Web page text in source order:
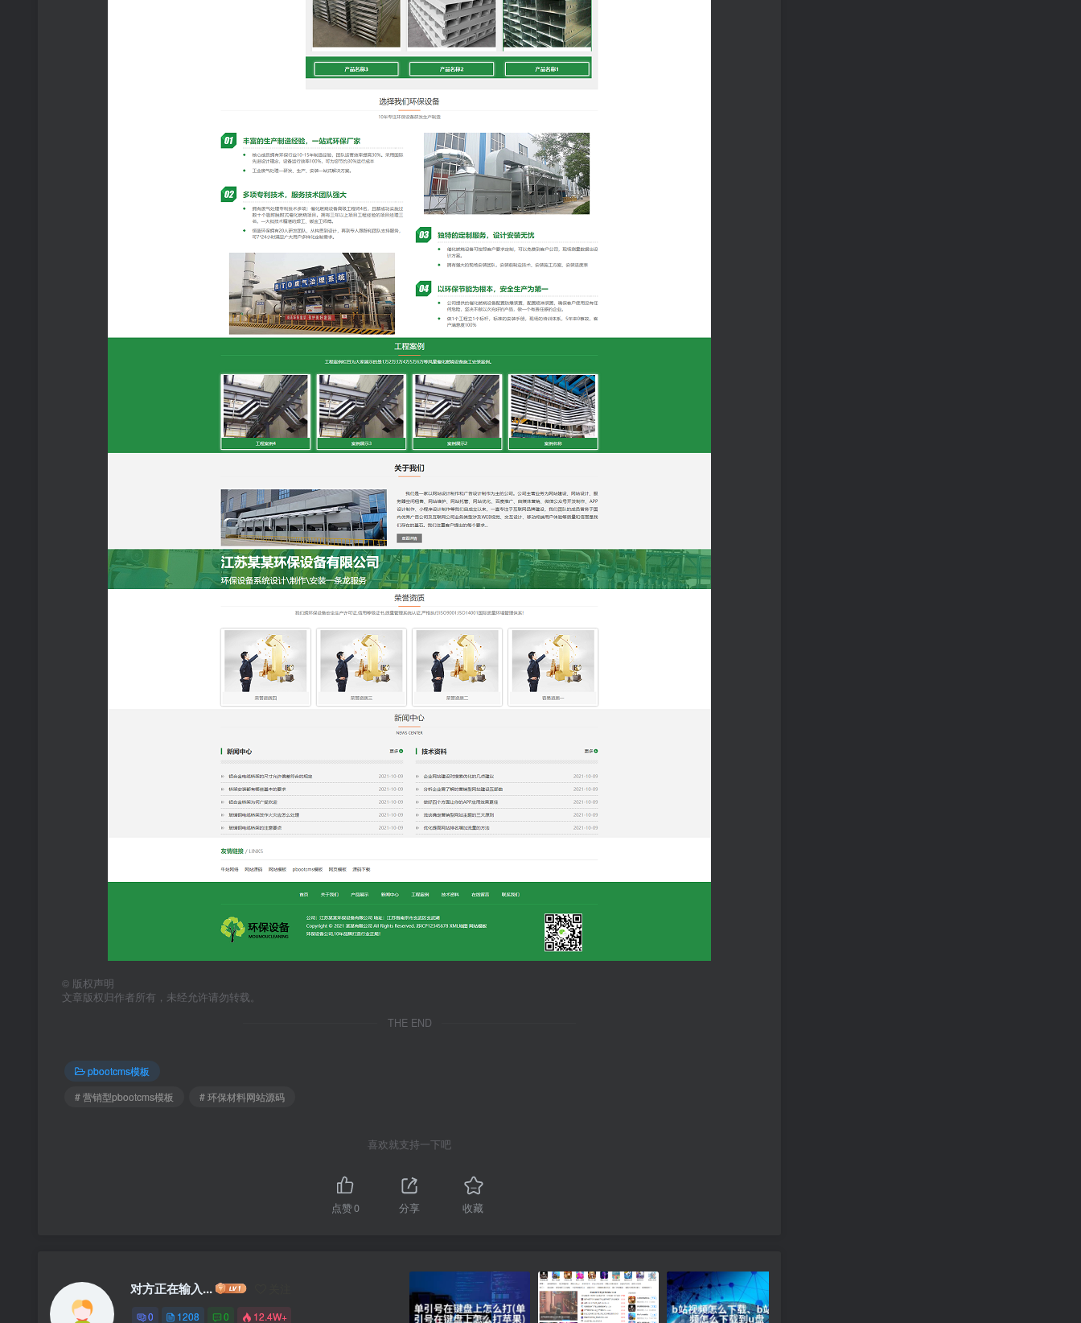
© 版权声明
文章版权归作者所有，未经允许请勿转载。
THE END
pbootcms模板
# 营销型pbootcms模板
# 环保材料网站源码
喜欢就支持一下吧
点赞0 分享 收藏
对方正在输入...
0 1208 0 12.4W+